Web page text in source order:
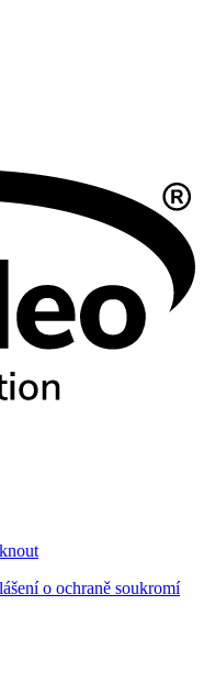
o ochraně soukromí